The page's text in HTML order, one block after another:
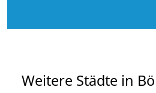
Weitere Städte in